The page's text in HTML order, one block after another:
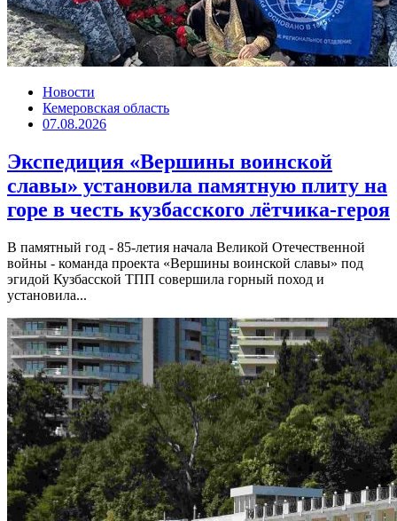
Новости
Кемеровская область
07.08.2026
Экспедиция «Вершины воинской
славы» установила памятную плиту на
горе в честь кузбасского лётчика-героя
В памятный год - 85-летия начала Великой Отечественной
войны - команда проекта «Вершины воинской славы» под
эгидой Кузбасской ТПП совершила горный поход и
установила...